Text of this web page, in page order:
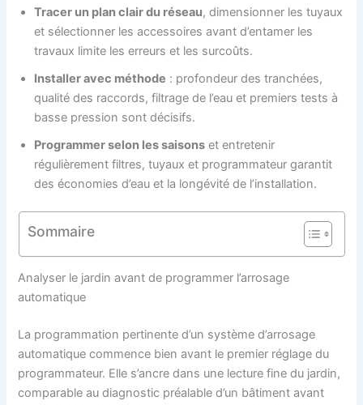
Tracer un plan clair du réseau, dimensionner les tuyaux
et sélectionner les accessoires avant d’entamer les
travaux limite les erreurs et les surcoûts.
Installer avec méthode : profondeur des tranchées,
qualité des raccords, filtrage de l’eau et premiers tests à
basse pression sont décisifs.
Programmer selon les saisons et entretenir
régulièrement filtres, tuyaux et programmateur garantit
des économies d’eau et la longévité de l’installation.
Sommaire
Analyser le jardin avant de programmer l’arrosage
automatique
La programmation pertinente d’un système d’arrosage
automatique commence bien avant le premier réglage du
programmateur. Elle s’ancre dans une lecture fine du jardin,
comparable au diagnostic préalable d’un bâtiment avant